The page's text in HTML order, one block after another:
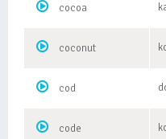
cocoa
coconut
cod
code